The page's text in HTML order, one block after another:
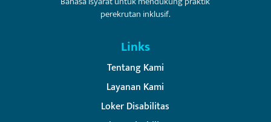
perekrutan inklusif.
Links
Tentang Kami
Layanan Kami
Loker Disabilitas